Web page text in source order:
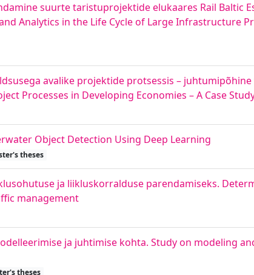
suurte taristuprojektide elukaares Rail Baltic
Analytics in the Life Cycle of Large Infrastructure
avalike projektide protsessis –
Processes in Developing Economies – A Case
Object Detection Using Deep Learning
theses
ja liikluskorralduse parendamiseks.
management
ja juhtimise kohta. Study on modeling
theses